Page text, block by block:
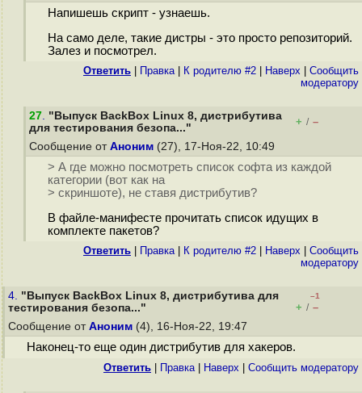
Напишешь скрипт - узнаешь.
На само деле, такие дистры - это просто репозиторий.
Залез и посмотрел.
Ответить Правка| К родителю #2 Наверх
Cообщить
модератору
27. "Выпуск BackBox Linux 8, дистрибутива
для тестирования безопа..."
+ / –
Сообщение от Аноним (27), 17-Ноя-22, 10:49
> А где можно посмотреть список софта из каждой
категории (вот как на
> скриншоте), не ставя дистрибутив?
В файле-манифесте прочитать список идущих в
комплекте пакетов?
Ответить Правка| К родителю #2 Наверх
Cообщить
модератору
4. "Выпуск BackBox Linux 8, дистрибутива для
тестирования безопа..."
–1
+ / –
Сообщение от Аноним (4), 16-Ноя-22, 19:47
Наконец-то еще один дистрибутив для хакеров.
Ответить Правка| Наверх Cообщить модератору